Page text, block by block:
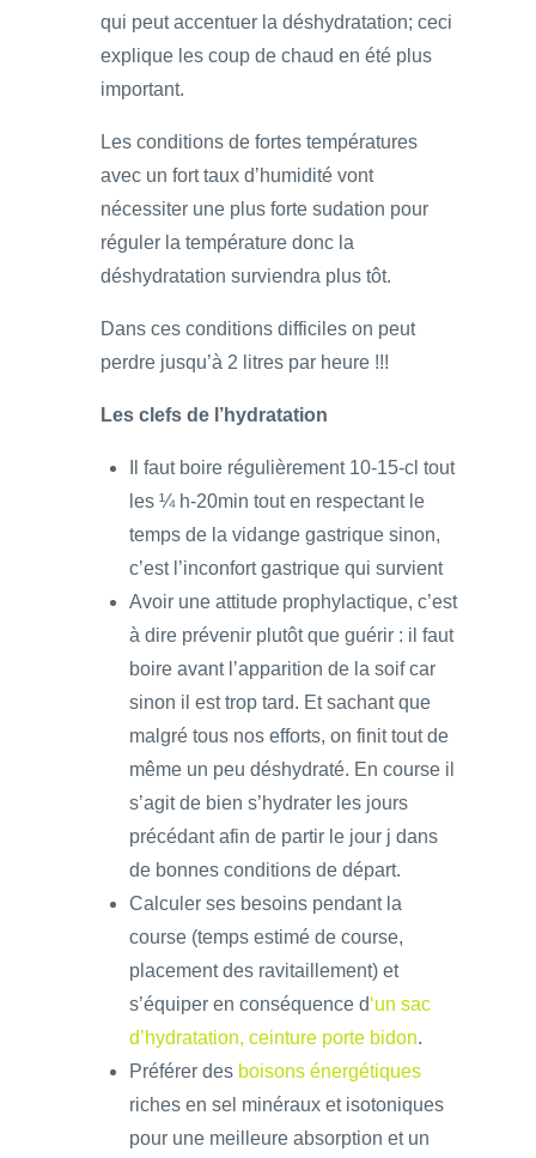
qui peut accentuer la déshydratation; ceci
explique les coup de chaud en été plus
important.
Les conditions de fortes températures
avec un fort taux d’humidité vont
nécessiter une plus forte sudation pour
réguler la température donc la
déshydratation surviendra plus tôt.
Dans ces conditions difficiles on peut
perdre jusqu’à 2 litres par heure !!!
Les clefs de l’hydratation
Il faut boire régulièrement 10-15-cl tout
les ¼ h-20min tout en respectant le
temps de la vidange gastrique sinon,
c’est l’inconfort gastrique qui survient
Avoir une attitude prophylactique, c’est
à dire prévenir plutôt que guérir : il faut
boire avant l’apparition de la soif car
sinon il est trop tard. Et sachant que
malgré tous nos efforts, on finit tout de
même un peu déshydraté. En course il
s’agit de bien s’hydrater les jours
précédant afin de partir le jour j dans
de bonnes conditions de départ.
Calculer ses besoins pendant la
course (temps estimé de course,
placement des ravitaillement) et
s’équiper en conséquence d‘un sac
d’hydratation, ceinture porte bidon.
Préférer des boisons énergétiques
riches en sel minéraux et isotoniques
pour une meilleure absorption et un